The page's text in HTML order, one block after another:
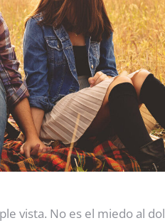
vista. No es el miedo al